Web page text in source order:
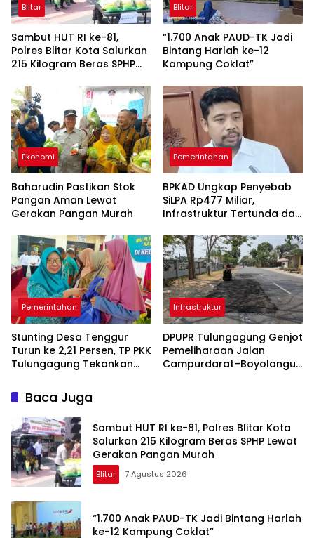
Blitar
Sambut HUT RI ke-81,
Polres Blitar Kota Salurkan
215 Kilogram Beras SPHP
Murah
Blitar
“1.700 Anak PAUD-TK Jadi
Bintang Harlah ke-12
Kampung Coklat”
Ekonomi
Baharudin Pastikan Stok
Pangan Aman Lewat
Gerakan Pangan Murah
Pemerintahan
BPKAD Ungkap Penyebab
SiLPA Rp477 Miliar,
Infrastruktur Tertunda dan
Pemerintahan
Stunting Desa Tenggur
Turun ke 2,21 Persen, TP PKK
Tulungagung Tekankan
Berkelanjutan
Infrastruktur
DPUPR Tulungagung Genjot
Pemeliharaan Jalan
Campurdarat–Boyolangu,
Baca Juga
Sambut HUT RI ke-81, Polres Blitar Kota
Salurkan 215 Kilogram Beras SPHP Lewat
Gerakan Pangan Murah
Blitar 7 Agustus 2026
“1.700 Anak PAUD-TK Jadi Bintang Harlah
ke-12 Kampung Coklat”